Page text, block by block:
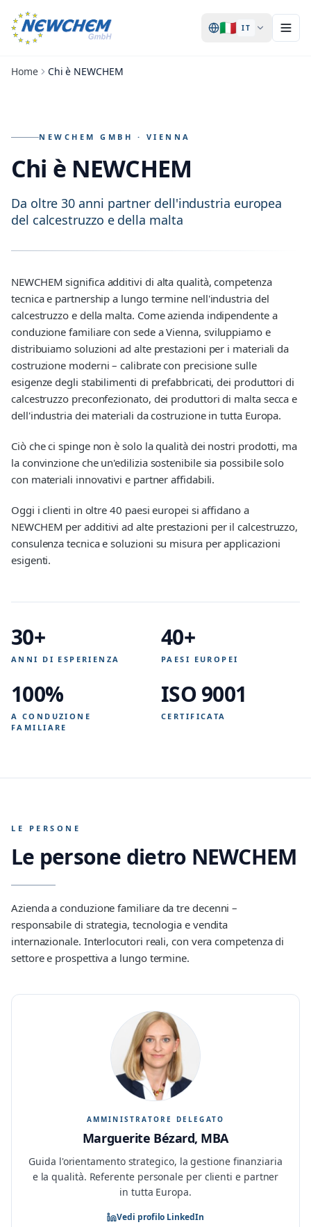
🇮🇹 IT
Home Chi è NEWCHEM
NEWCHEM GMBH · VIENNA
Chi è NEWCHEM
Da oltre 30 anni partner dell'industria europea
del calcestruzzo e della malta
NEWCHEM significa additivi di alta qualità, competenza
tecnica e partnership a lungo termine nell'industria del
calcestruzzo e della malta. Come azienda indipendente a
conduzione familiare con sede a Vienna, sviluppiamo e
distribuiamo soluzioni ad alte prestazioni per i materiali da
costruzione moderni – calibrate con precisione sulle
esigenze degli stabilimenti di prefabbricati, dei produttori di
calcestruzzo preconfezionato, dei produttori di malta secca e
dell'industria dei materiali da costruzione in tutta Europa.
Ciò che ci spinge non è solo la qualità dei nostri prodotti, ma
la convinzione che un'edilizia sostenibile sia possibile solo
con materiali innovativi e partner affidabili.
Oggi i clienti in oltre 40 paesi europei si affidano a
NEWCHEM per additivi ad alte prestazioni per il calcestruzzo,
consulenza tecnica e soluzioni su misura per applicazioni
esigenti.
30+
ANNI DI ESPERIENZA
40+
PAESI EUROPEI
100%
A CONDUZIONE
FAMILIARE
ISO 9001
CERTIFICATA
LE PERSONE
Le persone dietro NEWCHEM
Azienda a conduzione familiare da tre decenni –
responsabile di strategia, tecnologia e vendita
internazionale. Interlocutori reali, con vera competenza di
settore e prospettiva a lungo termine.
AMMINISTRATORE DELEGATO
Marguerite Bézard, MBA
Guida l'orientamento strategico, la gestione finanziaria
e la qualità. Referente personale per clienti e partner
in tutta Europa.
Vedi profilo LinkedIn